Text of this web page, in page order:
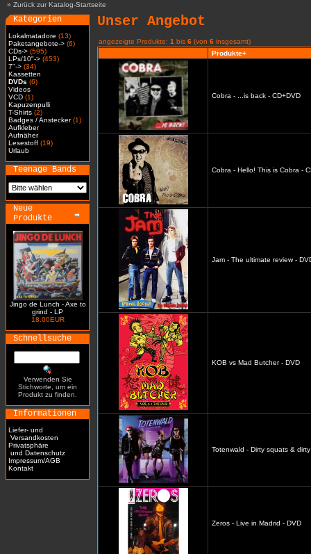
» Zurück zur Katalog-Startseite
Kategorien
Lokalmatadore (13)
Paketangebote-> (6)
CDs-> (595)
LPs/10"-> (453)
7"-> (34)
Kassetten
DVDs (6)
Videos
VCD (1)
Kapuzenpulli
T-Shirts (2)
Badges / Anstecker(1)
Aufkleber
Aufnäher
Lesestoff (19)
Urlaub
Teenage Bands
Neue
Produkte
Jingo de Lunch - Axe to
grind - LP
18.00EUR
Schnellsuche
Verwenden Sie
Stichworte, um ein
Produkt zu finden.
Informationen
Liefer- und
Versandkosten
Privatsphäre
und Datenschutz
Impressum/AGB
Kontakt
Unser Angebot
angezeigte Produkte: 1 bis 6 (von 6 insgesamt)
Produkte+
Cobra - ...is back - CD+DVD
Cobra - Hello! This is Cobra -
Jam - The ultimate review -
KOB vs Mad Butcher - DVD
Totenwald - Dirty squats &
Zeros - Live in Madrid - DVD